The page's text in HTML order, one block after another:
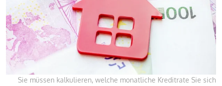
Sie müssen kalkulieren, welche monatliche Kreditrate Sie sich